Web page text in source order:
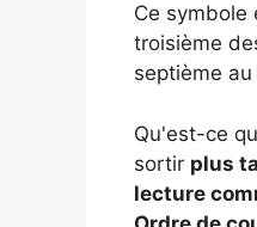
Ce symbole
troisième
septième
Qu'est-ce
sortir plus
lecture